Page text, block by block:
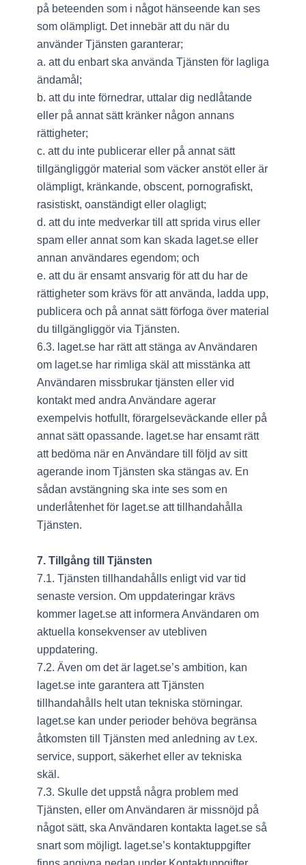
på beteenden som i något hänseende kan ses
som olämpligt. Det innebär att du när du
använder Tjänsten garanterar;
a. att du enbart ska använda Tjänsten för lagliga
ändamål;
b. att du inte förnedrar, uttalar dig nedlåtande
eller på annat sätt kränker någon annans
rättigheter;
c. att du inte publicerar eller på annat sätt
tillgängliggör material som väcker anstöt eller är
olämpligt, kränkande, obscent, pornografiskt,
rasistiskt, oanständigt eller olagligt;
d. att du inte medverkar till att sprida virus eller
spam eller annat som kan skada laget.se eller
annan användares egendom; och
e. att du är ensamt ansvarig för att du har de
rättigheter som krävs för att använda, ladda upp,
publicera och på annat sätt förfoga över material
du tillgängliggör via Tjänsten.
6.3. laget.se har rätt att stänga av Användaren
om laget.se har rimliga skäl att misstänka att
Användaren missbrukar tjänsten eller vid
kontakt med andra Användare agerar
exempelvis hotfullt, förargelseväckande eller på
annat sätt opassande. laget.se har ensamt rätt
att bedöma när en Användare till följd av sitt
agerande inom Tjänsten ska stängas av. En
sådan avstängning ska inte ses som en
underlåtenhet för laget.se att tillhandahålla
Tjänsten.
7. Tillgång till Tjänsten
7.1. Tjänsten tillhandahålls enligt vid var tid
senaste version. Om uppdateringar krävs
kommer laget.se att informera Användaren om
aktuella konsekvenser av utebliven
uppdatering.
7.2. Även om det är laget.se’s ambition, kan
laget.se inte garantera att Tjänsten
tillhandahålls helt utan tekniska störningar.
laget.se kan under perioder behöva begränsa
åtkomsten till Tjänsten med anledning av t.ex.
service, support, säkerhet eller av tekniska
skäl.
7.3. Skulle det uppstå några problem med
Tjänsten, eller om Användaren är missnöjd på
något sätt, ska Användaren kontakta laget.se så
snart som möjligt. laget.se’s kontaktuppgifter